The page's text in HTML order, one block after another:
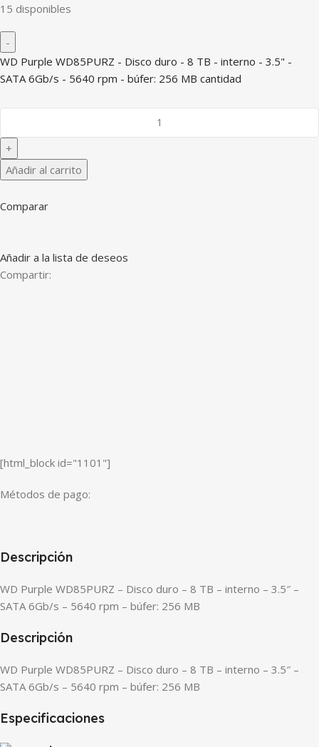
15 disponibles
WD Purple WD85PURZ - Disco duro - 8 TB - interno - 3.5" -
SATA 6Gb/s - 5640 rpm - búfer: 256 MB cantidad
Añadir al carrito
Comparar
Añadir a la lista de deseos
Compartir:
[html_block id="1101"]
Métodos de pago:
Descripción
WD Purple WD85PURZ – Disco duro – 8 TB – interno – 3.5″ –
SATA 6Gb/s – 5640 rpm – búfer: 256 MB
Descripción
WD Purple WD85PURZ – Disco duro – 8 TB – interno – 3.5″ –
SATA 6Gb/s – 5640 rpm – búfer: 256 MB
Especificaciones